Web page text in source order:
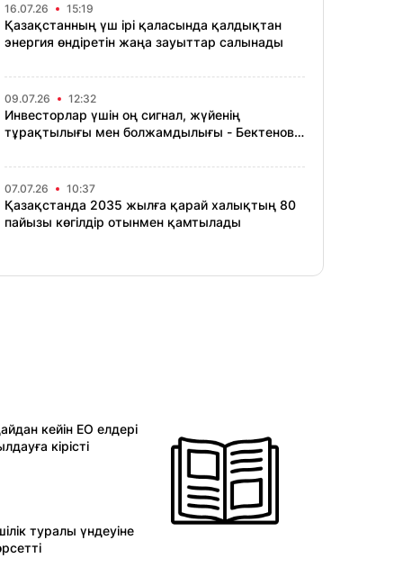
16.07.26 15:19
Қазақстанның үш ірі қаласында қалдықтан
энергия өндіретін жаңа зауыттар салынады
09.07.26 12:32
Инвесторлар үшін оң сигнал, жүйенің
тұрақтылығы мен болжамдылығы - Бектенов
07.07.26 10:37
Қазақстанда 2035 жылға қарай халықтың 80
пайызы көгілдір отынмен қамтылады
кейін ЕО елдері
кірісті
туралы үндеуіне